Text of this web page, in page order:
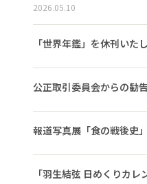
2026.05.10
「世界年鑑」を休刊いた
公正取引委員会からの勧
報道写真展「食の戦後史
「羽生結弦 日めくりカ